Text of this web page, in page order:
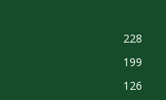
228
199
126